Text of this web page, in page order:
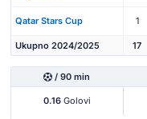
Qatar Stars Cup 1
Ukupno 2024/2025 17
/ 90 min
0.16Golovi